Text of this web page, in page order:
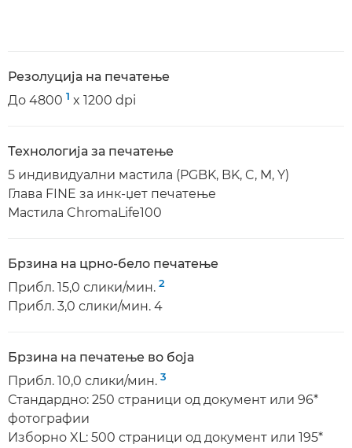
Резолуција на печатење
До 4800 1 x 1200 dpi
Технологија за печатење
5 индивидуални мастила (PGBK, BK, C, M, Y)
Глава FINE за инк-џет печатење
Мастила ChromaLife100
Брзина на црно-бело печатење
Прибл. 15,0 слики/мин. 2
Прибл. 3,0 слики/мин. 4
Брзина на печатење во боја
Прибл. 10,0 слики/мин. 3
Стандардно: 250 страници од документ или 96*
фотографии
Изборно XL: 500 страници од документ или 195*